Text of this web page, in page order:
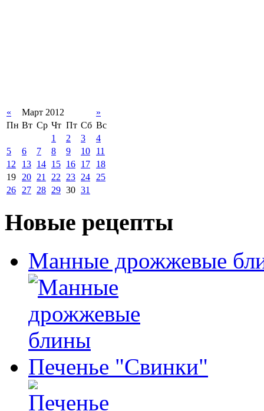
« Март 2012
»
Пн Вт Ср Чт Пт Сб Вс
1
2 3
4
5
6 7 8 9 10
11
12
13 14 15 16 17
18
19 20 21 22 23 24 25
26 27 28 29 30 31
Новые рецепты
Манные дрожжевые
Печенье "Свинки"